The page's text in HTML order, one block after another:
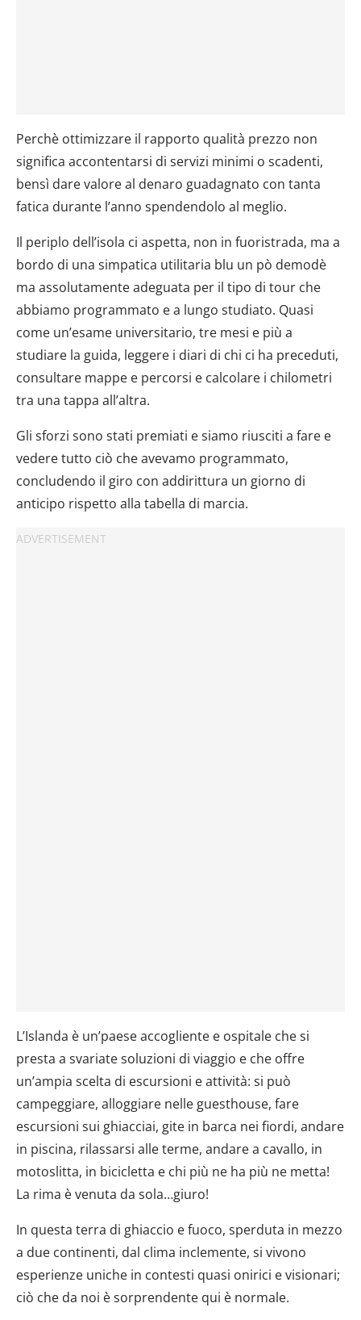
Perchè ottimizzare il rapporto qualità prezzo non
significa accontentarsi di servizi minimi o scadenti,
bensì dare valore al denaro guadagnato con tanta
fatica durante l’anno spendendolo al meglio.
Il periplo dell’isola ci aspetta, non in fuoristrada, ma a
bordo di una simpatica utilitaria blu un pò demodè
ma assolutamente adeguata per il tipo di tour che
abbiamo programmato e a lungo studiato. Quasi
come un’esame universitario, tre mesi e più a
studiare la guida, leggere i diari di chi ci ha preceduti,
consultare mappe e percorsi e calcolare i chilometri
tra una tappa all’altra.
Gli sforzi sono stati premiati e siamo riusciti a fare e
vedere tutto ciò che avevamo programmato,
concludendo il giro con addirittura un giorno di
anticipo rispetto alla tabella di marcia.
L’Islanda è un’paese accogliente e ospitale che si
presta a svariate soluzioni di viaggio e che offre
un’ampia scelta di escursioni e attività: si può
campeggiare, alloggiare nelle guesthouse, fare
escursioni sui ghiacciai, gite in barca nei fiordi, andare
in piscina, rilassarsi alle terme, andare a cavallo, in
motoslitta, in bicicletta e chi più ne ha più ne metta!
La rima è venuta da sola…giuro!
In questa terra di ghiaccio e fuoco, sperduta in mezzo
a due continenti, dal clima inclemente, si vivono
esperienze uniche in contesti quasi onirici e visionari;
ciò che da noi è sorprendente qui è normale.